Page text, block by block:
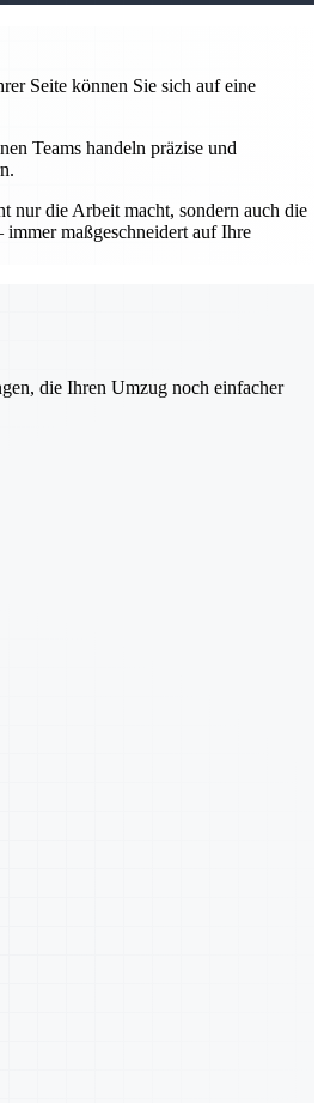
Seite können Sie sich auf eine
Teams handeln präzise und
nur die Arbeit macht, sondern auch die
maßgeschneidert auf Ihre
die Ihren Umzug noch einfacher